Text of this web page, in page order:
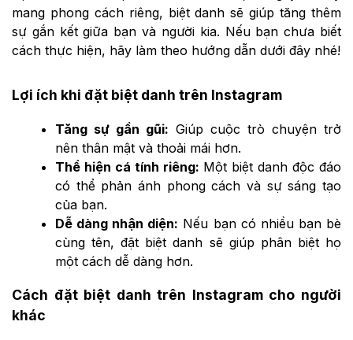
mang phong cách riêng, biệt danh sẽ giúp tăng thêm
sự gắn kết giữa bạn và người kia. Nếu bạn chưa biết
cách thực hiện, hãy làm theo hướng dẫn dưới đây nhé!
Lợi ích khi đặt biệt danh trên Instagram
Tăng sự gần gũi: Giúp cuộc trò chuyện trở
nên thân mật và thoải mái hơn.
Thể hiện cá tính riêng: Một biệt danh độc đáo
có thể phản ánh phong cách và sự sáng tạo
của bạn.
Dễ dàng nhận diện: Nếu bạn có nhiều bạn bè
cùng tên, đặt biệt danh sẽ giúp phân biệt họ
một cách dễ dàng hơn.
Cách đặt biệt danh trên Instagram cho người
khác